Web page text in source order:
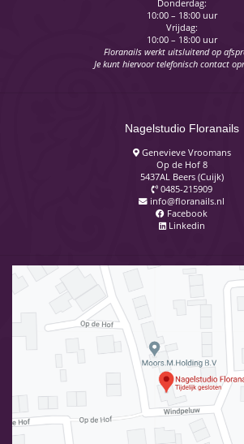
Donderdag:
10:00 – 18:00 uur
Vrijdag:
10:00 – 18:00 uur
Floranails werkt uitsluitend op
Je kunt hiervoor telefonisch contact
Nagelstudio Floranails
Genevieve Vroomans
Op de Hof 8
5437AL Beers (Cuijk)
0485-215909
info@floranails.nl
Facebook
Linkedin